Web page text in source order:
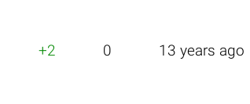
+2 0 13 years ago